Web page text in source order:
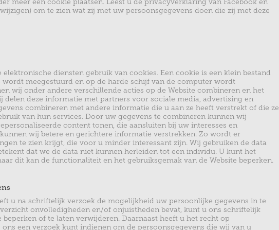
meer een cookie plaatsen. Leest u de privacyverklaring van Facebooken
om te zien wat zij met uw persoonsgegevens doen die zij met deze
diensten gebruik van cookies. Een cookie is een klein bestand
wordt meegestuurd en op de harde schijf van de computer wordt
wij onder andere verschillende acties op de Website combineren en het
delen deze informatie met partners voor sociale media, advertising en
combineren met andere informatie die u aan ze heeft verstrekt of die ze
van hun services. Door uw gegevens te combineren kunnen wij
content tonen, die aansluiten bij uw interesses en
wij betere en gerichtere informatie verstrekken. Zo wordt er
te zien krijgt, die voor u minder interessant zijn. Wij gebruiken de data
dat we de data niet kunnen herleiden tot een individu. U kunt het
dit kan de functionaliteit en het gebruiksgemak van de Website beperken.
u na schriftelijk verzoek de mogelijkheid uw persoonlijke gegevens in te
onvolledigheden en/of onjuistheden bevat, kunt u ons schriftelijk
beperken of te laten verwijderen. Daarnaast heeft u het recht op
een verzoek kunt indienen om de persoonsgegevens die wij van u